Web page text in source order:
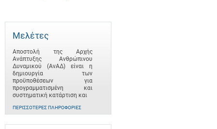
Μελέτες
Αποστολή της Αρχής
Ανάπτυξης Ανθρώπινου
Δυναμικού (ΑνΑΔ) είναι η
δημιουργία των
προϋποθέσεων για
προγραμματισμένη και
συστηματική κατάρτιση και
ΠΕΡΙΣΣΌΤΕΡΕΣ ΠΛΗΡΟΦΟΡΊΕΣ